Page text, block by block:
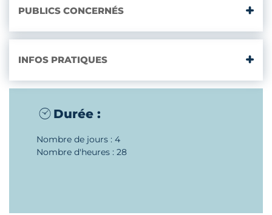
PUBLICS CONCERNÉS
INFOS PRATIQUES
Durée :
Nombre de jours : 4
Nombre d'heures : 28